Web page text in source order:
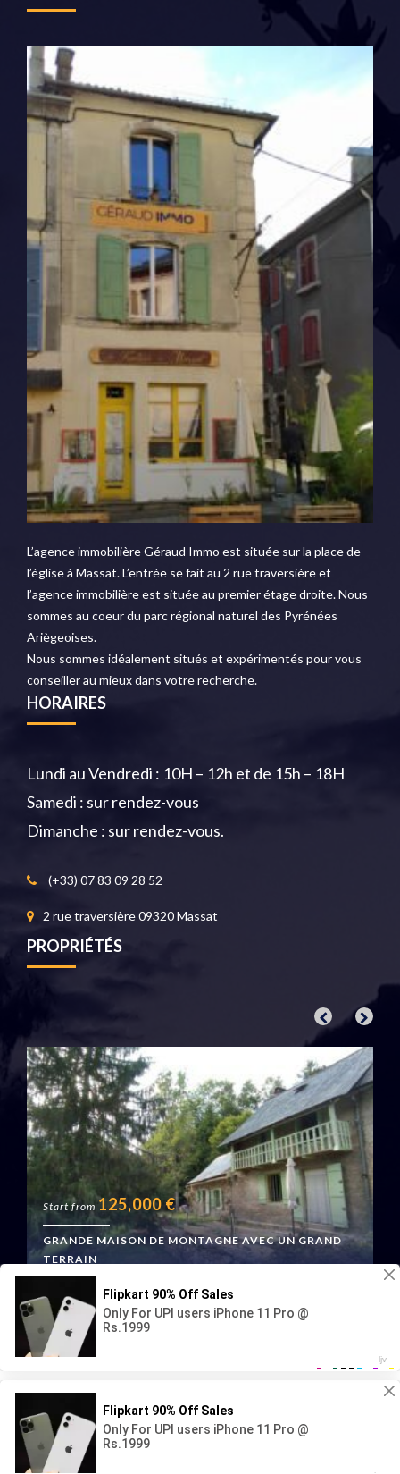
L’agence immobilière Géraud Immo est située sur la place de
l’église à Massat. L’entrée se fait au 2 rue traversière et
l’agence immobilière est située au premier étage droite. Nous
sommes au coeur du parc régional naturel des Pyrénées
Ariègeoises.
Nous sommes idéalement situés et expérimentés pour vous
conseiller au mieux dans votre recherche.
HORAIRES
Lundi au Vendredi : 10H – 12h et de 15h – 18H
Samedi : sur rendez-vous
Dimanche : sur rendez-vous.
(+33) 07 83 09 28 52
2 rue traversière 09320 Massat
PROPRIÉTÉS
Start from 125,000 €
GRANDE MAISON DE MONTAGNE AVEC UN GRAND
TERRAIN
Boussenac, France